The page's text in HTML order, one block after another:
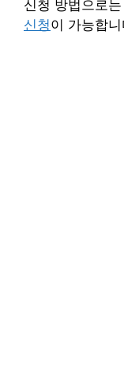
신청 방법으로는
신청이 가능합